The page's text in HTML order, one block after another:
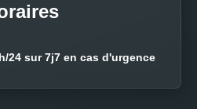
24 sur 7j7 en cas d'urgence